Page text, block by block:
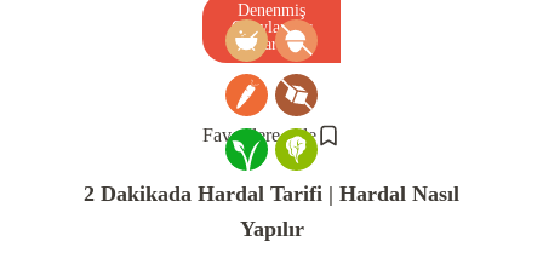
Favorilere ekle
Denenmiş
Onaylanmış
Tarif
2 Dakikada Hardal Tarifi | Hardal Nasıl
Yapılır